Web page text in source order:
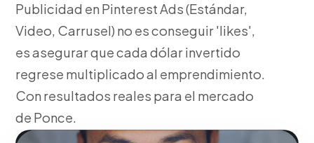
Publicidad en Pinterest Ads (Estándar,
Video, Carrusel) no es conseguir 'likes',
es asegurar que cada dólar invertido
regrese multiplicado al emprendimiento.
Con resultados reales para el mercado
de Ponce.